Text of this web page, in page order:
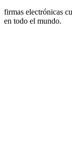
firmas electrónicas
en todo el mundo.